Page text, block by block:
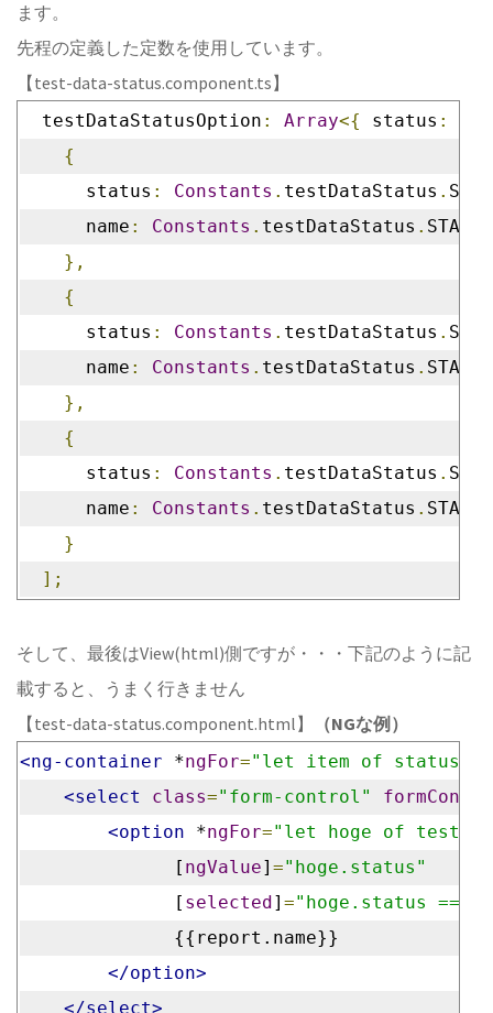
ます。
先程の定義した定数を使用しています。
【test-data-status.component.ts】
  testDataStatusOption
: Array<{ status :
{
      status
: Constants . testDataStatus .
      name
: Constants . testDataStatus .
},
{
      status
: Constants . testDataStatus .
      name
: Constants . testDataStatus .
},
{
      status
: Constants . testDataStatus .
      name
: Constants . testDataStatus .
}
];
そして、最後はView(html)側ですが・・・下記のように記
載すると、うまく行きません
【test-data-status.component.html】
（NGな例）
<ng-container *ngFor="let item of
<select
class="form-control"
<option *ngFor="let hoge of
              [
ngValue] ="hoge.status"
              [
selected] ="hoge.status ===
              {{report.name}}
</option>
</select>